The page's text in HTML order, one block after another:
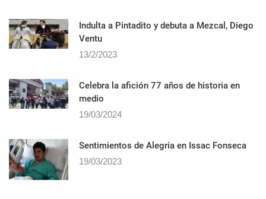
Indulta a Pintadito y debuta a Mezcal, Diego
Ventu
13/2/2023
Celebra la afición 77 años de historia en
medio
19/03/2024
Sentimientos de Alegrí­a en Issac Fonseca
19/03/2023